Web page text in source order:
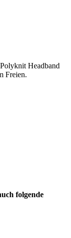
Headband
Freien.
folgende